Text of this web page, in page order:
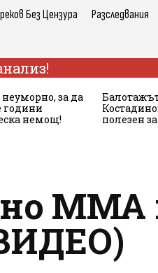
Без Цензура Разследвания
за да
години
немощ!
полезен
MMA